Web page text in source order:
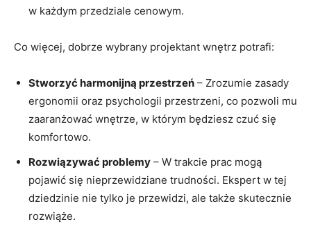
w ⁢każdym przedziale‌ cenowym.
Co więcej, dobrze wybrany projektant wnętrz potrafi:
Stworzyć harmonijną ⁤przestrzeń – ​Zrozumie zasady
ergonomii oraz psychologii przestrzeni, co pozwoli mu
zaaranżować wnętrze, w którym będziesz⁣ czuć się
komfortowo.
Rozwiązywać⁣ problemy – W trakcie ⁣prac mogą
pojawić się nieprzewidziane trudności. Ekspert w tej
dziedzinie nie‍ tylko je przewidzi, ale także skutecznie
rozwiąże.